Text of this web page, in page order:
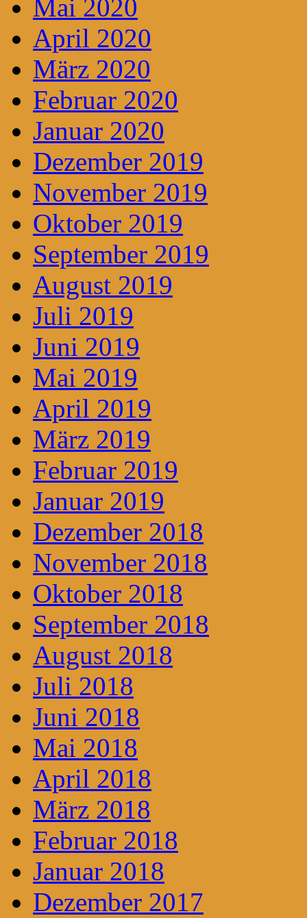
Mai 2020
April 2020
März 2020
Februar 2020
Januar 2020
Dezember 2019
November 2019
Oktober 2019
September 2019
August 2019
Juli 2019
Juni 2019
Mai 2019
April 2019
März 2019
Februar 2019
Januar 2019
Dezember 2018
November 2018
Oktober 2018
September 2018
August 2018
Juli 2018
Juni 2018
Mai 2018
April 2018
März 2018
Februar 2018
Januar 2018
Dezember 2017